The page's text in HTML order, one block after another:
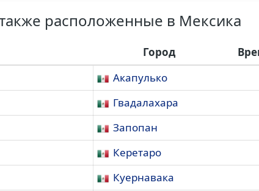
расположенные в Мексика
Город
Акапулько
Гвадалахара
Запопан
Керетаро
Куернавака